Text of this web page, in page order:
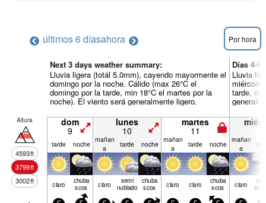
últimos 6 díasahora Por hora
Next 3 days weather summary:
Lluvia ligera (totál 5.0mm), cayendo mayormente el
domingo por la noche. Cálido (max 26°C el
domingo por la tarde, min 18°C el martes por la
noche). El viento será generalmente ligero.
Días 4-6
Lluvia
tarde,
Altura
4593ft
3799ft
3002ft
dom
9
lunes
10
martes
11
tarde noche mañan
a
tarde noche mañan
a
tarde noche mañan
a
claro chuba
scos claro semi
nublado
chuba
scos claro claro chuba
scos claro